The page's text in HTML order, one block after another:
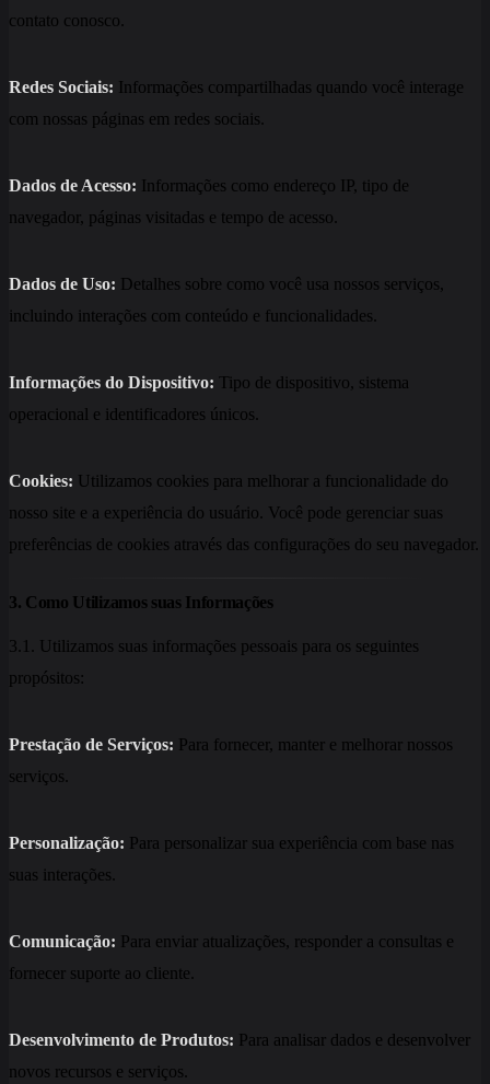
contato conosco.
Redes Sociais: Informações compartilhadas quando você interage
com nossas páginas em redes sociais.
Dados de Acesso: Informações como endereço IP, tipo de
navegador, páginas visitadas e tempo de acesso.
Dados de Uso: Detalhes sobre como você usa nossos serviços,
incluindo interações com conteúdo e funcionalidades.
Informações do Dispositivo: Tipo de dispositivo, sistema
operacional e identificadores únicos.
Cookies: Utilizamos cookies para melhorar a funcionalidade do
nosso site e a experiência do usuário. Você pode gerenciar suas
preferências de cookies através das configurações do seu navegador.
3. Como Utilizamos suas Informações
3.1. Utilizamos suas informações pessoais para os seguintes
propósitos:
Prestação de Serviços: Para fornecer, manter e melhorar nossos
serviços.
Personalização: Para personalizar sua experiência com base nas
suas interações.
Comunicação: Para enviar atualizações, responder a consultas e
fornecer suporte ao cliente.
Desenvolvimento de Produtos: Para analisar dados e desenvolver
novos recursos e serviços.